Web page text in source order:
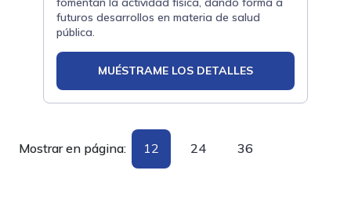
futuros desarrollos en materia de salud
pública.
MUÉSTRAME LOS DETALLES
Mostrar en página: 12 24 36